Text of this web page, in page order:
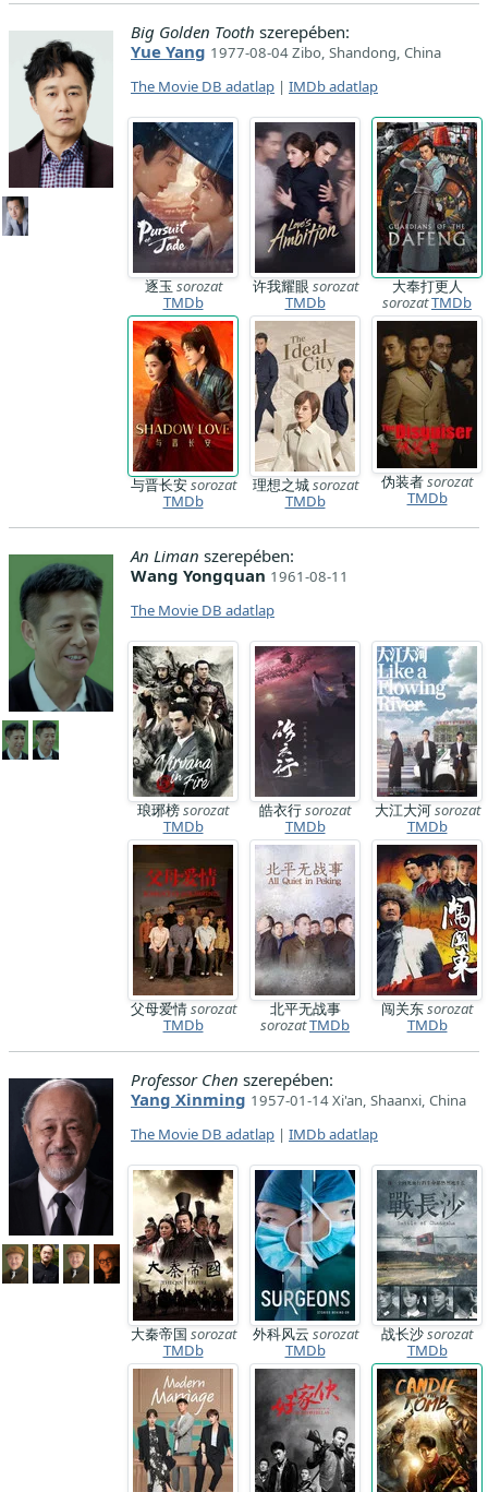
Big Golden Tooth szerepében:
Yue Yang 1977-08-04 Zibo, Shandong, China
The Movie DB adatlap | IMDb adatlap
逐玉 sorozat
TMDb
许我耀眼 sorozat
TMDb
大奉打更人
sorozatTMDb
与晋长安sorozat
TMDb
理想之城sorozat
TMDb
伪装者sorozat
TMDb
An Liman szerepében:
Wang Yongquan 1961-08-11
The Movie DB adatlap
琅琊榜sorozat
TMDb
皓衣行sorozat
TMDb
大江大河sorozat
TMDb
父母爱情sorozat
TMDb
北平无战事
sorozatTMDb
闯关东sorozat
TMDb
Professor Chen szerepében:
Yang Xinming 1957-01-14 Xi'an, Shaanxi, China
The Movie DB adatlap | IMDb adatlap
大秦帝国 sorozat
TMDb
外科风云 sorozat
TMDb
战长沙sorozat
TMDb